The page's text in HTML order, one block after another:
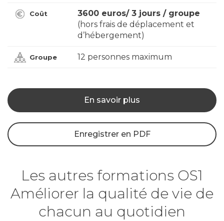
Coût
3600 euros/ 3 jours / groupe
(hors frais de déplacement et
d’hébergement)
Groupe 12 personnes maximum
En savoir plus
Enregistrer en PDF
Les autres formations OS1
Améliorer la qualité de vie de
chacun au quotidien